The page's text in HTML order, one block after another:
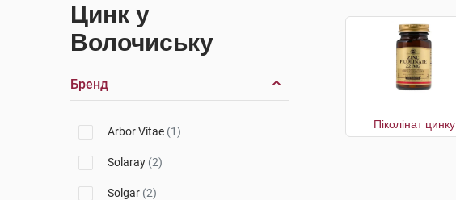
Цинк у
Волочиську
Бренд
Arbor Vitae (1)
Solaray (2)
Solgar (2)
Піколінат цинку